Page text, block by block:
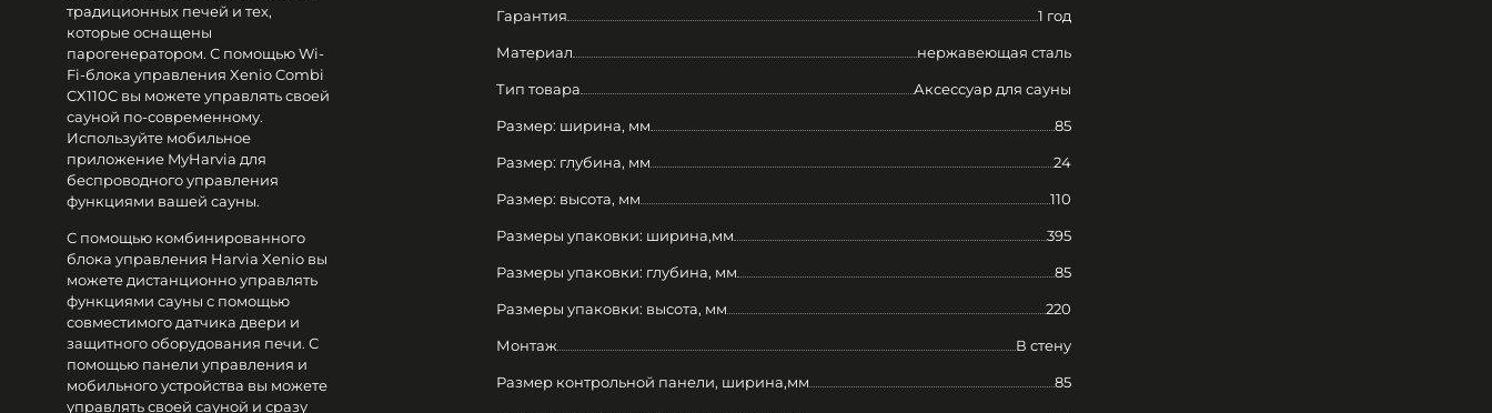
традиционных печей и тех,
которые оснащены
парогенератором. С помощью Wi-
Fi-блока управления Xenio Combi
CX110C вы можете управлять своей
сауной по-современному.
Используйте мобильное
приложение MyHarvia для
беспроводного управления
функциями вашей сауны.
С помощью комбинированного
блока управления Harvia Xenio вы
можете дистанционно управлять
функциями сауны с помощью
совместимого датчика двери и
защитного оборудования печи. С
помощью панели управления и
мобильного устройства вы можете
управлять своей сауной и сразу
Гарантия 1 год
Материал нержавеющая сталь
Тип товара Аксессуар для сауны
Размер: ширина, мм 85
Размер: глубина, мм 24
Размер: высота, мм 110
Размеры упаковки: ширина,мм 395
Размеры упаковки: глубина, мм 85
Размеры упаковки: высота, мм 220
Монтаж В стену
Размер контрольной панели, ширина,мм 85